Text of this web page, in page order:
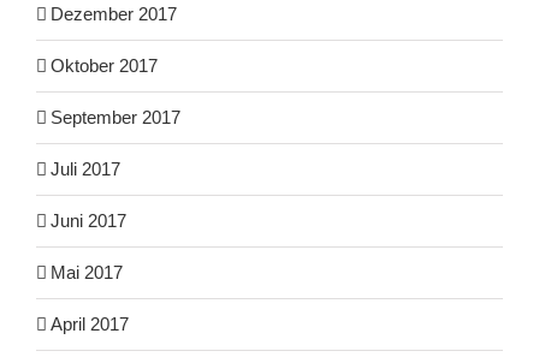
Dezember 2017
Oktober 2017
September 2017
Juli 2017
Juni 2017
Mai 2017
April 2017